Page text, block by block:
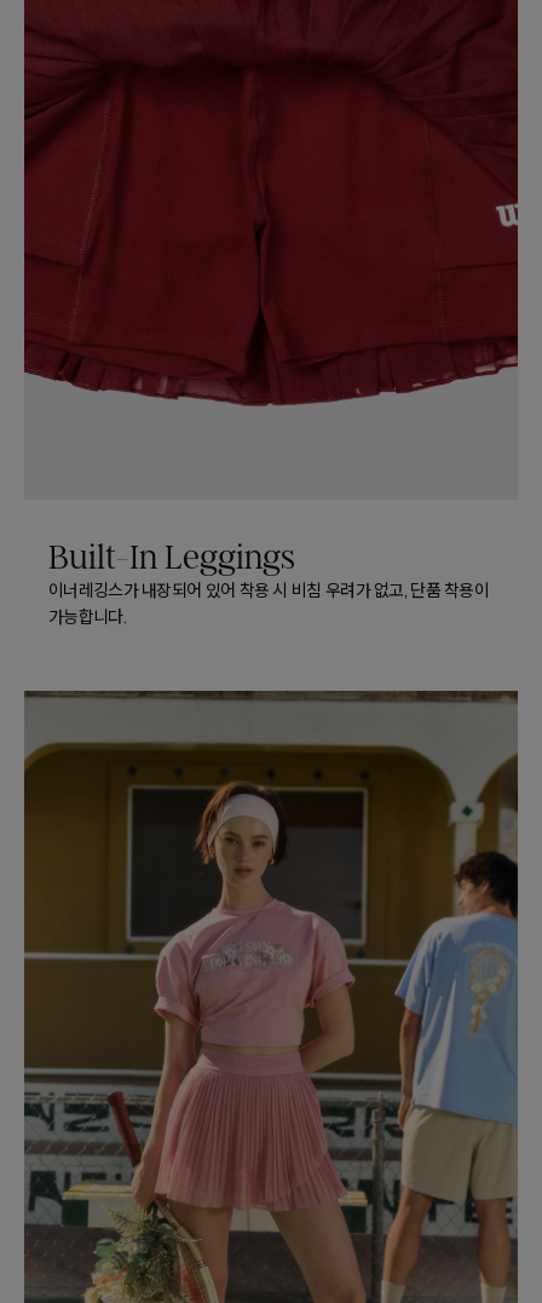
Built-In Leggings
이너레깅스가 내장되어 있어 착용 시 비침 우려가 없고, 단품 착용이
가능합니다.